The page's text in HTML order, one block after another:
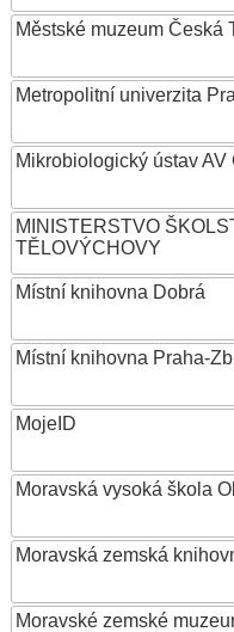
Městské muzeum Česká
Metropolitní univerzita
Mikrobiologický ústav AV
MINISTERSTVO
TĚLOVÝCHOVY
Místní knihovna Dobrá
Místní knihovna Praha-
MojeID
Moravská vysoká škola
Moravská zemská
Moravské zemské